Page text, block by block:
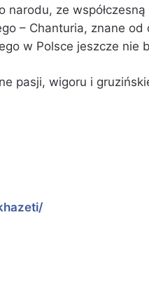
ze
– Chanturia, znane od
w Polsce jeszcze nie
pasji, wigoru i